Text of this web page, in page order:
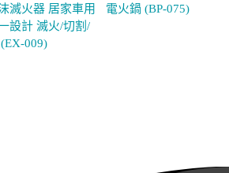
滅火器 居家車用
設計 滅火/切割/
009)
電火鍋 (BP-075)